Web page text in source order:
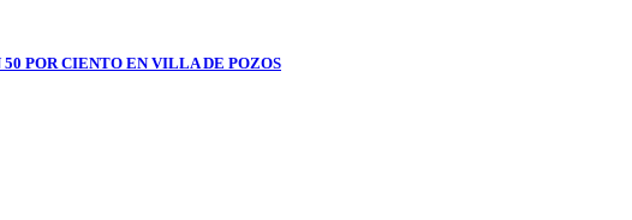
POR CIENTO EN VILLA DE POZOS